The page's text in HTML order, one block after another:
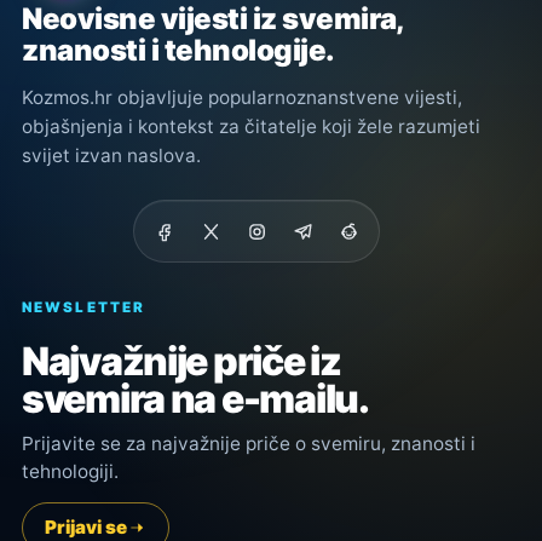
Neovisne vijesti iz svemira,
znanosti i tehnologije.
Kozmos.hr objavljuje popularnoznanstvene vijesti,
objašnjenja i kontekst za čitatelje koji žele razumjeti
svijet izvan naslova.
NEWSLETTER
Najvažnije priče iz
svemira na e-mailu.
Prijavite se za najvažnije priče o svemiru, znanosti i
tehnologiji.
Prijavi se